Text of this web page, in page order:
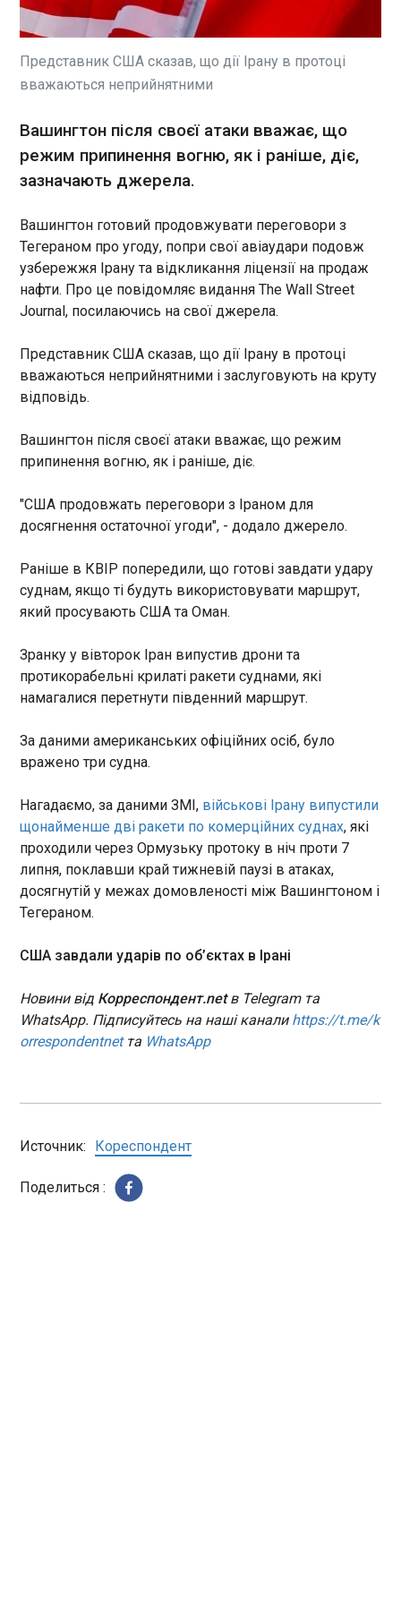
Трамп під час зустрічі в
Анкарі зі своїм турецьким
колегою Реджепом Таїпом
Ердоганом порушив тему
Джорджею Мелоні . Як пише
Укрінформ , республіканець
останнім часом він дозволяє
колись найпалкішою
прихильницею його політики
в Європі. Трамп заявив, що
погіршення у ставленні
відбулося на тлі відмови
Італії допомогти США у війні
Удар по Одесі: число потерпілих сягло 10
людей
Внаслідок ворожого удару по Одесі
постраждали 10 людей. Вісім осіб
госпіталізовані; одна людина у важкому стані.
Про це написав начальник Одеської ОВА Олег
Кіпер в Telegram в ніч на 8 липня. "На жаль, до 10
зросла кількість постраждалих внаслідок
жінок.
ЧИТАТЬ
Росіяни вдарили балістикою по Харкову
02:52:52
8 липня. Ворожі прильоти зафіксовані у кількох
районах. Про це повідомив міський голова Ігор
вибухи у місті було чути о 01:43 та о 01:45.
Водночас моніторингові канали писали про
загрозу балістики, а Повітряні сили ЗСУ
Швейцарія вийшла у чвертьфінал чемпіонату
02:01:51
Збірна Швейцарії стала
останнім чвертьфіналістом
2026 року, лише у серії
пенальті перегравши
команди взагалі не потішили
глядачів голами, хоча
колумбійці загалом були
ближчими до того, щоб
вирішити питання про
переможця ще в основний
досягли мети.
США завдали ударів по об’єктах в Ірані
01:59:33
США завдали серії ударів по об'єктах в Ірані у
відповідь на атаки на комерційні судна в
Ормузькій протоці. Про це заявили в
(CENTCOM). "Збройні сили Центрального
потужних ударів по Ірану, щоб змусити його
заплатити високу ціну за обстріли та напади на
комерційні судна з екіпажами, що складалися з
ні в чому не винних цивільних осіб, які
ЧИТАТЬ
Швейцарія вийшла у чвертьфіналі чемпіонату
Представник США сказав, що дії Ірану в протоці
вважаються неприйнятними
Вашингтон після своєї атаки вважає, що
режим припинення вогню, як і раніше, діє,
зазначають джерела.
Вашингтон готовий продовжувати переговори з
Тегераном про угоду, попри свої авіаудари подовж
узбережжя Ірану та відкликання ліцензії на продаж
нафти. Про це повідомляє видання The Wall Street
Journal, посилаючись на свої джерела.
Представник США сказав, що дії Ірану в протоці
вважаються неприйнятними і заслуговують на круту
відповідь.
Вашингтон після своєї атаки вважає, що режим
припинення вогню, як і раніше, діє.
"США продовжать переговори з Іраном для
досягнення остаточної угоди", - додало джерело.
Раніше в КВІР попередили, що готові завдати удару
суднам, якщо ті будуть використовувати маршрут,
який просувають США та Оман.
Зранку у вівторок Іран випустив дрони та
протикорабельні крилаті ракети суднами, які
намагалися перетнути південний маршрут.
За даними американських офіційних осіб, було
вражено три судна.
Нагадаємо, за даними ЗМІ, військові Ірану випустили
щонайменше дві ракети по комерційних суднах, які
проходили через Ормузьку протоку в ніч проти 7
липня, поклавши край тижневій паузі в атаках,
досягнутій у межах домовленості між Вашингтоном і
Тегераном.
США завдали ударів по об’єктах в Ірані
Новини від Корреспондент.netв Telegram та
WhatsApp. Підписуйтесь на наші канали https://t.me/k
orrespondentnetта WhatsApp
Источник: Кореспондент
Поделиться :